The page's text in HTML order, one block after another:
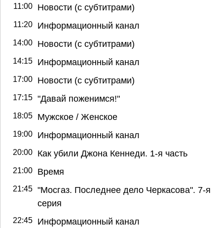
11:00 Новости (с субтитрами)
11:20 Информационный канал
14:00 Новости (с субтитрами)
14:15 Информационный канал
17:00 Новости (с субтитрами)
17:15 "Давай поженимся!"
18:05 Мужское / Женское
19:00 Информационный канал
20:00 Как убили Джона Кеннеди. 1-я часть
21:00 Время
21:45 "Мосгаз. Последнее дело Черкасова". 7-я
серия
22:45 Информационный канал